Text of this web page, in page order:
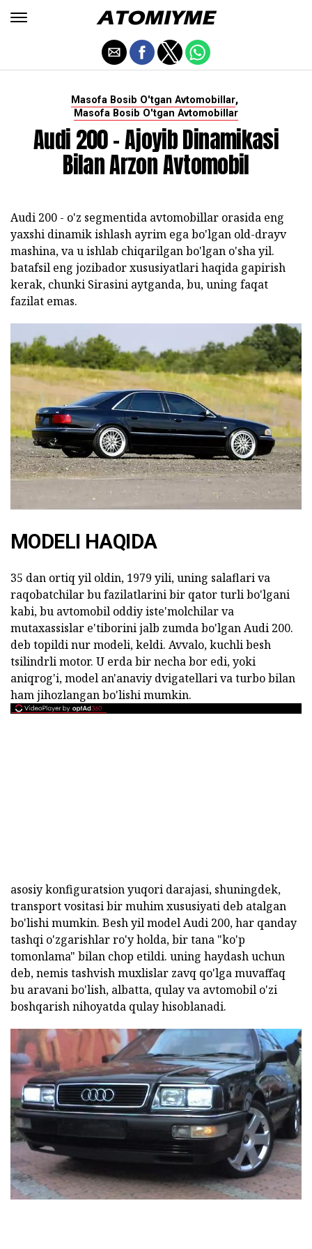
Masofa Bosib O'tgan Avtomobillar,
Masofa Bosib O'tgan Avtomobillar
Audi 200 - Ajoyib Dinamikasi
Bilan Arzon Avtomobil
Audi 200 - o'z segmentida avtomobillar orasida eng
yaxshi dinamik ishlash ayrim ega bo'lgan old-drayv
mashina, va u ishlab chiqarilgan bo'lgan o'sha yil.
batafsil eng jozibador xususiyatlari haqida gapirish
kerak, chunki Sirasini aytganda, bu, uning faqat
fazilat emas.
MODELI HAQIDA
35 dan ortiq yil oldin, 1979 yili, uning salaflari va
raqobatchilar bu fazilatlarini bir qator turli bo'lgani
kabi, bu avtomobil oddiy iste'molchilar va
mutaxassislar e'tiborini jalb zumda bo'lgan Audi 200.
deb topildi nur modeli, keldi. Avvalo, kuchli besh
tsilindrli motor. U erda bir necha bor edi, yoki
aniqrog'i, model an'anaviy dvigatellari va turbo bilan
ham jihozlangan bo'lishi mumkin.
asosiy konfiguratsion yuqori darajasi, shuningdek,
transport vositasi bir muhim xususiyati deb atalgan
bo'lishi mumkin. Besh yil model Audi 200, har qanday
tashqi o'zgarishlar ro'y holda, bir tana "ko'p
tomonlama" bilan chop etildi. uning haydash uchun
deb, nemis tashvish muxlislar zavq qo'lga muvaffaq
bu aravani bo'lish, albatta, qulay va avtomobil o'zi
boshqarish nihoyatda qulay hisoblanadi.